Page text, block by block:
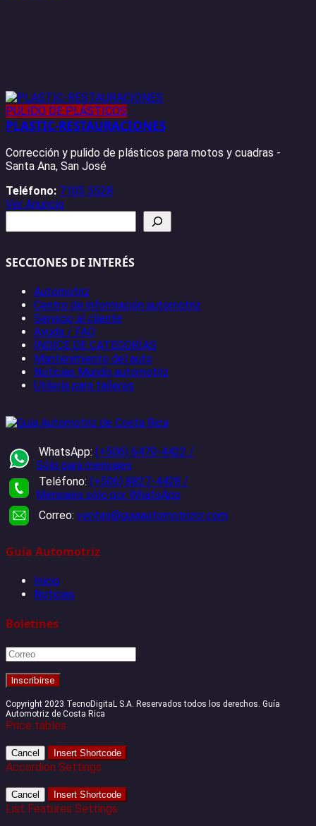
PULIDO DE PLÁSTICOS
PLASTIC-RESTAURACIONES
Corrección y pulido de plásticos para motos y cuadras -
Santa Ana, San José
Teléfono: 7105 5528
Ver Anuncio
SECCIONES DE INTERÉS
Automotriz
Centro de información automotriz
Servicio al cliente
Ayuda / FAQ
ÍNDICE DE CATEGORÍAS
Mantenimiento del auto
Noticias Mundo automotriz
Utilería para talleres
WhatsApp: (+506) 6470-4422 /
Sólo para mensajes
Teléfono: (+506) 8827-4428 /
Mensajes sólo por WhatsApp
Correo: ventas@guiaautomotrizcr.com
Guía Automotriz
Inicio
Noticias
Boletines
Copyright 2023 TecnoDigitaL S.A. Reservados todos los derechos. Guía
Automotriz de Costa Rica
Price tables
Cancel Insert Shortcode
Accordion Settings
Cancel Insert Shortcode
List Features Settings